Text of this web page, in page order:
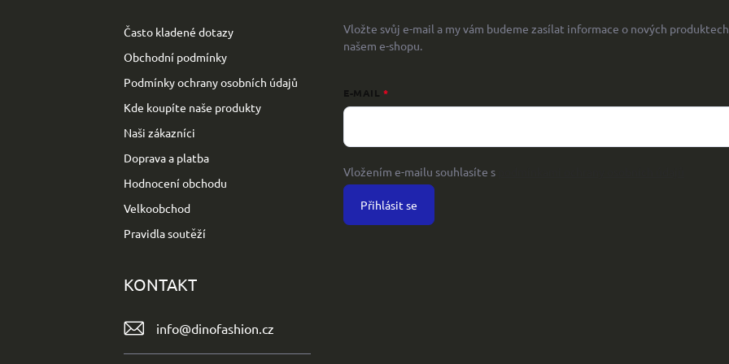
Často kladené dotazy
Obchodní podmínky
Podmínky ochrany osobních údajů
Kde koupíte naše produkty
Naši zákazníci
Doprava a platba
Hodnocení obchodu
Velkoobchod
Pravidla soutěží
Vložte svůj e-mail a my vám budeme zasílat informace o nových
našem e-shopu.
E-MAIL
Vložením e-mailu souhlasíte s
Přihlásit se
KONTAKT
info@dinofashion.cz